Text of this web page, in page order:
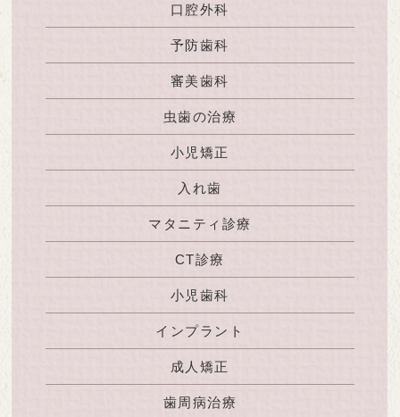
口腔外科
予防歯科
審美歯科
虫歯の治療
小児矯正
入れ歯
マタニティ診療
CT診療
小児歯科
インプラント
成人矯正
歯周病治療